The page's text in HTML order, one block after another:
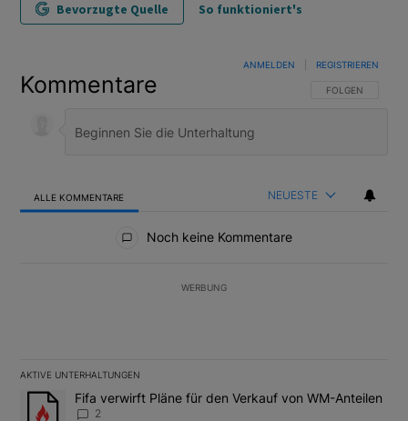
Bevorzugte Quelle So funktioniert's
Kommentare FOLGE DIESER
FOLGEN
ANMELDEN REGISTRIEREN
ALLE KOMMENTARE NEUESTE
Noch keine Kommentare
WERBUNG
AKTIVE UNTERHALTUNGEN
Das Folgende ist eine Liste der am meisten kommentierten
Ein Trendartikel mit dem Titel "Fifa verwirft Pläne für den
Fifa verwirft Pläne für den Verkauf von WM-Anteilen
2